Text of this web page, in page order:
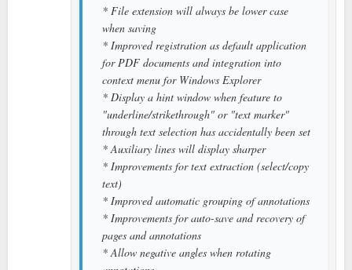
* File extension will always be lower case
when saving
* Improved registration as default application
for PDF documents and integration into
context menu for Windows Explorer
* Display a hint window when feature to
"underline/strikethrough" or "text marker"
through text selection has accidentally been set
* Auxiliary lines will display sharper
* Improvements for text extraction (select/copy
text)
* Improved automatic grouping of annotations
* Improvements for auto-save and recovery of
pages and annotations
* Allow negative angles when rotating